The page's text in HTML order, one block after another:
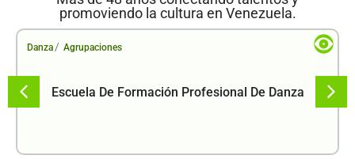
promoviendo la cultura en Venezuela.
Danza / Agrupaciones
Escuela De Formación Profesional De Danza